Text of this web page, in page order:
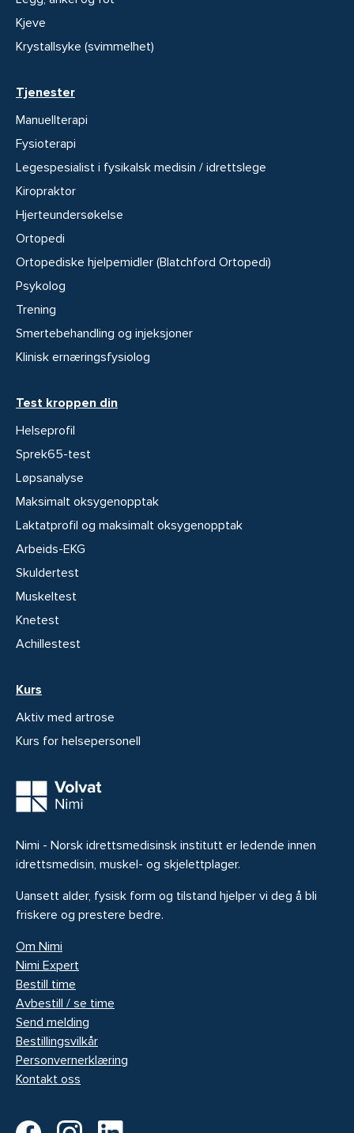
Nimi - Norsk idrettsmedisinsk institutt er ledende innen
idrettsmedisin, muskel- og skjelettplager.
Uansett alder, fysisk form og tilstand hjelper vi deg å bli
friskere og prestere bedre.
Om Nimi
Nimi Expert
Bestill time
Avbestill / se time
Send melding
Bestillingsvilkår
Personvernerklæring
Kontakt oss
Kjeve
Krystallsyke (svimmelhet)
Tjenester
Manuellterapi
Fysioterapi
Legespesialist i fysikalsk medisin / idrettslege
Kiropraktor
Hjerteundersøkelse
Ortopedi
Ortopediske hjelpemidler (Blatchford Ortopedi)
Psykolog
Trening
Smertebehandling og injeksjoner
Klinisk ernæringsfysiolog
Test kroppen din
Helseprofil
Sprek65-test
Løpsanalyse
Maksimalt oksygenopptak
Laktatprofil og maksimalt oksygenopptak
Arbeids-EKG
Skuldertest
Muskeltest
Knetest
Achillestest
Kurs
Aktiv med artrose
Kurs for helsepersonell